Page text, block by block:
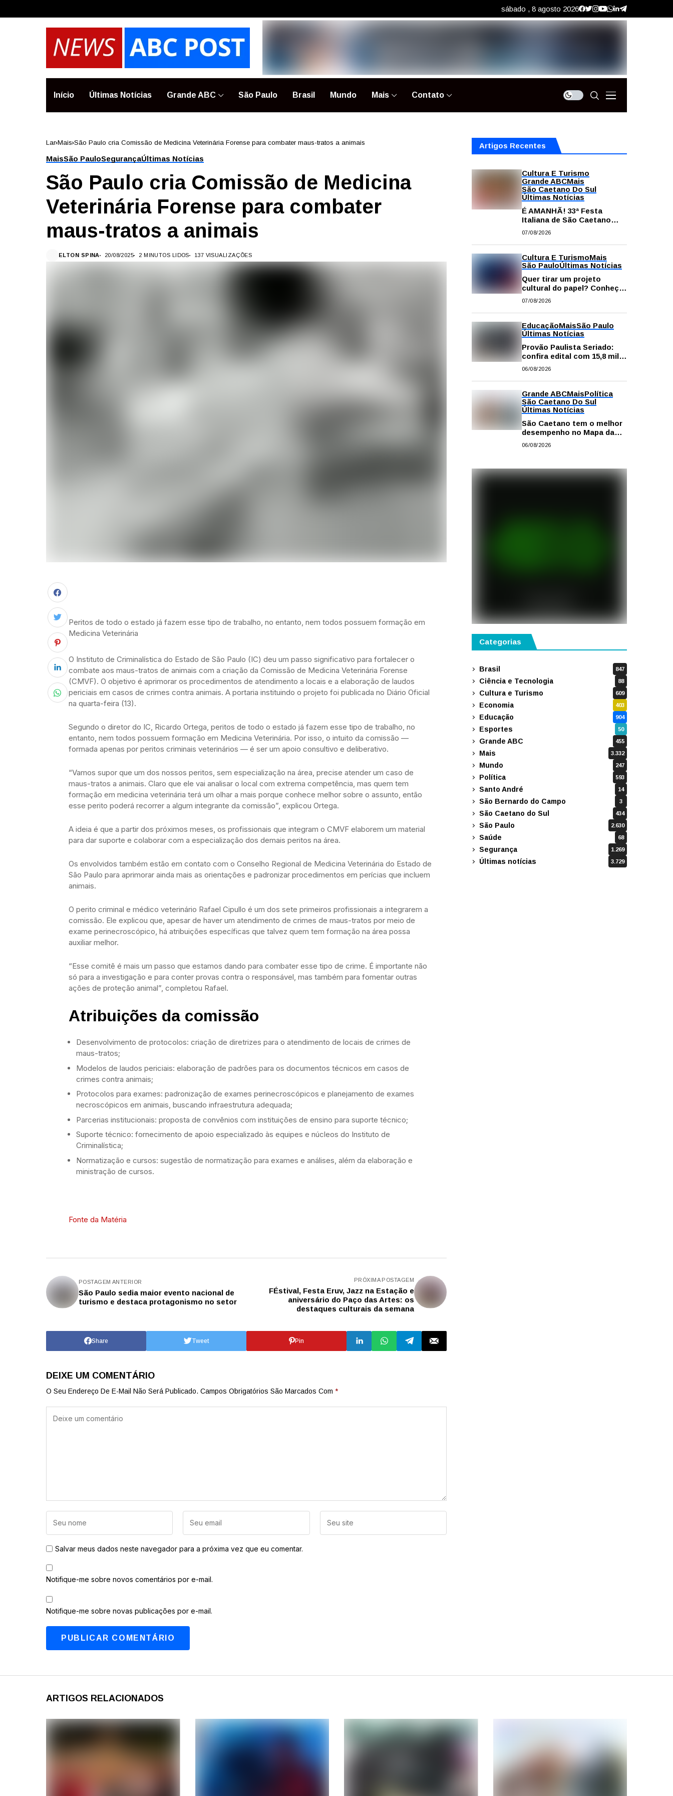
sábado , 8 agosto 2026
Início Últimas Notícias Grande ABC São Paulo Brasil Mundo Mais Contato
Lar Mais São Paulo cria Comissão de Medicina Veterinária Forense para combater maus-tratos a animais
MaisSão PauloSegurançaÚltimas Notícias
São Paulo cria Comissão de Medicina
Veterinária Forense para combater
maus-tratos a animais
ELTON SPINA 20/08/2025 2 MINUTOS LIDOS 137 VISUALIZAÇÕES
Peritos de todo o estado já fazem esse tipo de trabalho, no entanto, nem todos possuem formação em
Medicina Veterinária
O Instituto de Criminalística do Estado de São Paulo (IC) deu um passo significativo para fortalecer o
combate aos maus-tratos de animais com a criação da Comissão de Medicina Veterinária Forense
(CMVF). O objetivo é aprimorar os procedimentos de atendimento a locais e a elaboração de laudos
periciais em casos de crimes contra animais. A portaria instituindo o projeto foi publicada no Diário Oficial
na quarta-feira (13).
Segundo o diretor do IC, Ricardo Ortega, peritos de todo o estado já fazem esse tipo de trabalho, no
entanto, nem todos possuem formação em Medicina Veterinária. Por isso, o intuito da comissão —
formada apenas por peritos criminais veterinários — é ser um apoio consultivo e deliberativo.
“Vamos supor que um dos nossos peritos, sem especialização na área, precise atender um caso de
maus-tratos a animais. Claro que ele vai analisar o local com extrema competência, mas quem tem
formação em medicina veterinária terá um olhar a mais porque conhece melhor sobre o assunto, então
esse perito poderá recorrer a algum integrante da comissão”, explicou Ortega.
A ideia é que a partir dos próximos meses, os profissionais que integram o CMVF elaborem um material
para dar suporte e colaborar com a especialização dos demais peritos na área.
Os envolvidos também estão em contato com o Conselho Regional de Medicina Veterinária do Estado de
São Paulo para aprimorar ainda mais as orientações e padronizar procedimentos em perícias que incluem
animais.
O perito criminal e médico veterinário Rafael Cipullo é um dos sete primeiros profissionais a integrarem a
comissão. Ele explicou que, apesar de haver um atendimento de crimes de maus-tratos por meio de
exame perinecroscópico, há atribuições específicas que talvez quem tem formação na área possa
auxiliar melhor.
“Esse comitê é mais um passo que estamos dando para combater esse tipo de crime. É importante não
só para a investigação e para conter provas contra o responsável, mas também para fomentar outras
ações de proteção animal”, completou Rafael.
Atribuições da comissão
Desenvolvimento de protocolos: criação de diretrizes para o atendimento de locais de crimes de
maus-tratos;
Modelos de laudos periciais: elaboração de padrões para os documentos técnicos em casos de
crimes contra animais;
Protocolos para exames: padronização de exames perinecroscópicos e planejamento de exames
necroscópicos em animais, buscando infraestrutura adequada;
Parcerias institucionais: proposta de convênios com instituições de ensino para suporte técnico;
Suporte técnico: fornecimento de apoio especializado às equipes e núcleos do Instituto de
Criminalística;
Normatização e cursos: sugestão de normatização para exames e análises, além da elaboração e
ministração de cursos.
Fonte da Matéria
POSTAGEM ANTERIOR
São Paulo sedia maior evento nacional de
turismo e destaca protagonismo no setor
PRÓXIMA POSTAGEM
FÉstival, Festa Eruv, Jazz na Estação e
aniversário do Paço das Artes: os
destaques culturais da semana
Share Tweet Pin
DEIXE UM COMENTÁRIO
O Seu Endereço De E-Mail Não Será Publicado. Campos Obrigatórios São Marcados Com *
Salvar meus dados neste navegador para a próxima vez que eu comentar.
Notifique-me sobre novos comentários por e-mail.
Notifique-me sobre novas publicações por e-mail.
Artigos Recentes
Cultura E Turismo
Grande ABCMais
São Caetano Do Sul
Últimas Notícias
É AMANHÃ! 33ª Festa
Italiana de São Caetano
começa neste sábado com
solidariedade
07/08/2026
Cultura E TurismoMais
São PauloÚltimas Notícias
Quer tirar um projeto
cultural do papel? Conheça
os principais editais
07/08/2026
EducaçãoMaisSão Paulo
Últimas Notícias
Provão Paulista Seriado:
confira edital com 15,8 mil
vagas para ensino superior
06/08/2026
Grande ABCMaisPolítica
São Caetano Do Sul
Últimas Notícias
São Caetano tem o melhor
desempenho no Mapa da
Desigualdade da Grande SP
06/08/2026
Categorias
Brasil 847
Ciência e Tecnologia 88
Cultura e Turismo 609
Economia 403
Educação 904
Esportes 50
Grande ABC 455
Mais 3.332
Mundo 247
Política 593
Santo André 14
São Bernardo do Campo 3
São Caetano do Sul 434
São Paulo 2.630
Saúde 68
Segurança 1.269
Últimas notícias 3.729
ARTIGOS RELACIONADOS